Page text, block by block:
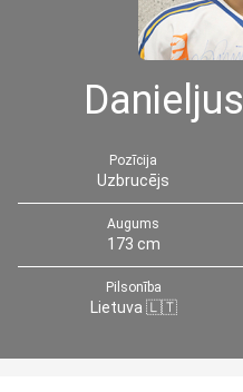
Danieljus
Pozīcija
Uzbrucējs
Augums
173 cm
Pilsonība
Lietuva 🇱🇹